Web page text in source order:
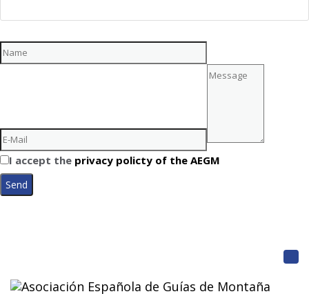
I accept the privacy policty of the AEGM